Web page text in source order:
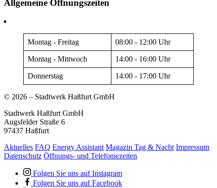
Allgemeine Öffnungszeiten
Montag - Freitag 08:00 - 12:00 Uhr
Montag - Mittwoch 14:00 - 16:00 Uhr
Donnerstag 14:00 - 17:00 Uhr
© 2026 – Stadtwerk Haßfurt GmbH
Stadtwerk Haßfurt GmbH
Augsfelder Straße 6
97437 Haßfurt
Aktuelles FAQ Energy Assistant Magazin Tag & Nacht Impressum
Datenschutz Öffnungs- und Telefoniezeiten
Folgen Sie uns auf Instagram
Folgen Sie uns auf Facebook